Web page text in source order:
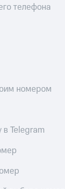
телефона
номером
Telegram